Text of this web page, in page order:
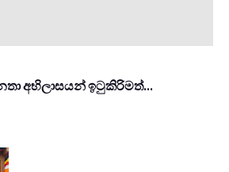
අභිලාසයන් ඉටුකිරිමත්…